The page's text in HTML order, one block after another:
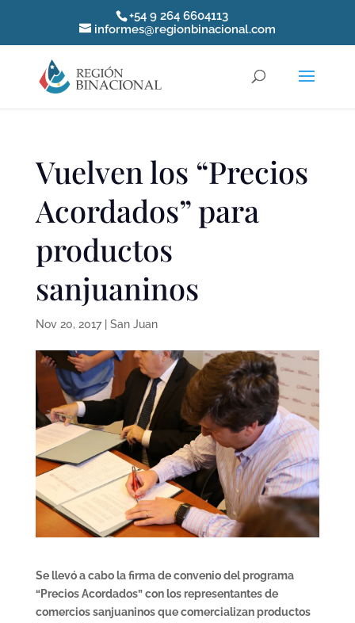
+54 9 264 6604113
informes@regionbinacional.com
Vuelven los “Precios
Acordados” para
productos
sanjuaninos
Nov 20, 2017| San Juan
Se llevó a cabo la firma de convenio del programa
“Precios Acordados” con los representantes de
comercios sanjuaninos que comercializan productos